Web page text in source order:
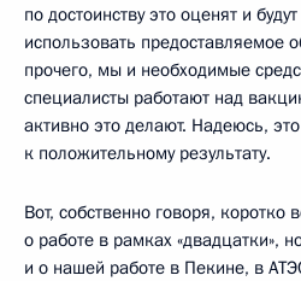
по достоинству это оценят и
использовать предоставляемое
прочего, мы и необходимые
специалисты работают над
активно это делают. Надеюсь,
к положительному результату.
Вот, собственно говоря, коротко
о работе в рамках «двадцатки»,
и о нашей работе в Пекине, в